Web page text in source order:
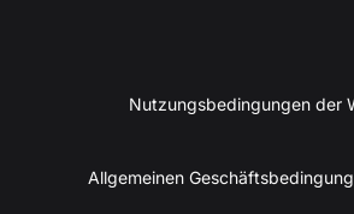
Nutzungsbedingungen der
Allgemeinen